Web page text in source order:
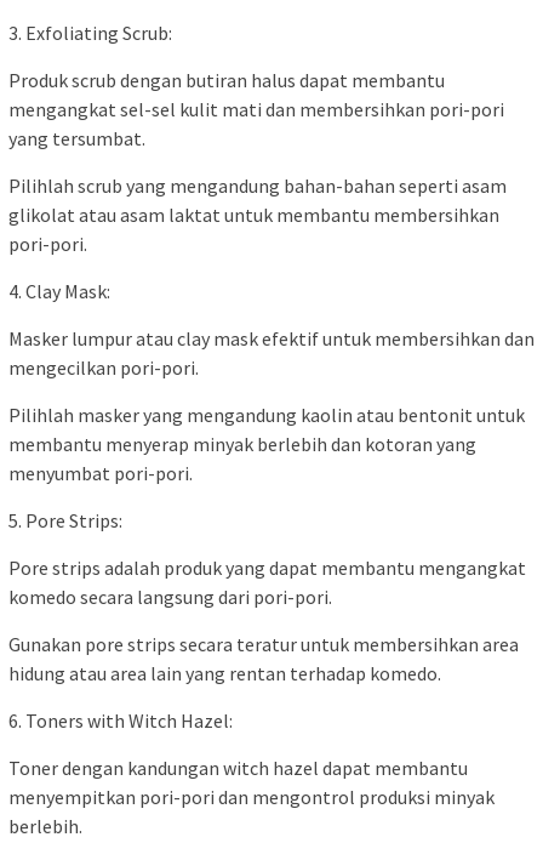
3. Exfoliating Scrub:
Produk scrub dengan butiran halus dapat membantu
mengangkat sel-sel kulit mati dan membersihkan pori-pori
yang tersumbat.
Pilihlah scrub yang mengandung bahan-bahan seperti asam
glikolat atau asam laktat untuk membantu membersihkan
pori-pori.
4. Clay Mask:
Masker lumpur atau clay mask efektif untuk membersihkan dan
mengecilkan pori-pori.
Pilihlah masker yang mengandung kaolin atau bentonit untuk
membantu menyerap minyak berlebih dan kotoran yang
menyumbat pori-pori.
5. Pore Strips:
Pore strips adalah produk yang dapat membantu mengangkat
komedo secara langsung dari pori-pori.
Gunakan pore strips secara teratur untuk membersihkan area
hidung atau area lain yang rentan terhadap komedo.
6. Toners with Witch Hazel:
Toner dengan kandungan witch hazel dapat membantu
menyempitkan pori-pori dan mengontrol produksi minyak
berlebih.